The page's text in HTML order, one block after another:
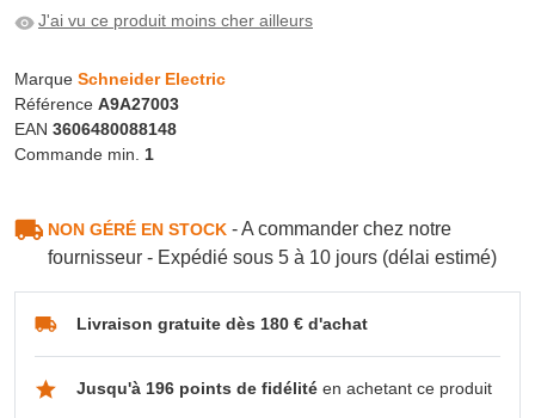
J'ai vu ce produit moins cher ailleurs
Marque Schneider Electric
Référence A9A27003
EAN 3606480088148
Commande min. 1
NON GÉRÉ EN STOCK- A commander chez notre
fournisseur - Expédié sous 5 à 10 jours (délai estimé)
Livraison gratuite dès 180 € d'achat
Jusqu'à 196 points de fidélitéen achetant ce produit